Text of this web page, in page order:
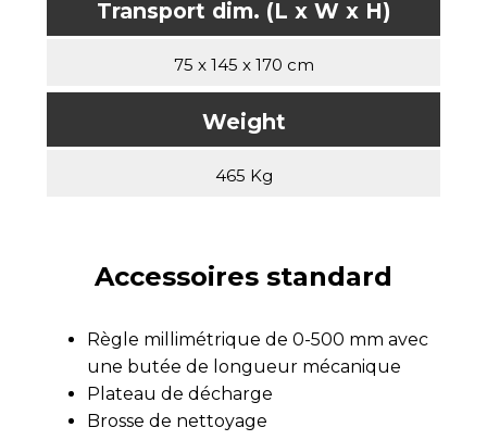
Transport dim. (L x W x H)
75 x 145 x 170 cm
Weight
465 Kg
Accessoires standard
Règle millimétrique de 0-500 mm avec
une butée de longueur mécanique
Plateau de décharge
Brosse de nettoyage